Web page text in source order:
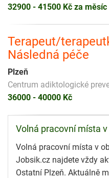
32900 - 41500 Kč za měsíc
Terapeut/
Následná péče
Plzeň
Centrum adiktologické
36000 - 40000 Kč
Volná pracovní místa
Volná pracovní místa v
Jobsik.cz najdete vždy
Ostatní Plzeň. Aktuálně